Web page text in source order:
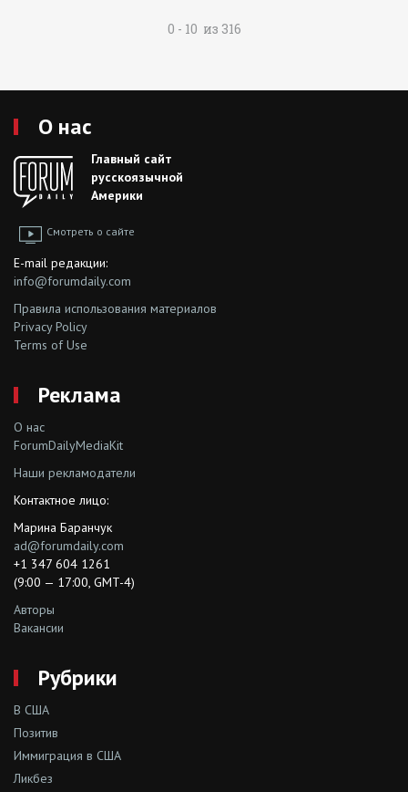
0 - 10 из 316
О нас
Главный сайт
русскоязычной
Америки
Смотреть о сайте
E-mail редакции:
info@forumdaily.com
Правила использования материалов
Privacy Policy
Terms of Use
Реклама
О нас
ForumDailyMediaKit
Наши рекламодатели
Контактное лицо:
Марина Баранчук
ad@forumdaily.com
+1 347 604 1261
(9:00 — 17:00, GMT-4)
Авторы
Вакансии
Рубрики
В США
Позитив
Иммиграция в США
Ликбез